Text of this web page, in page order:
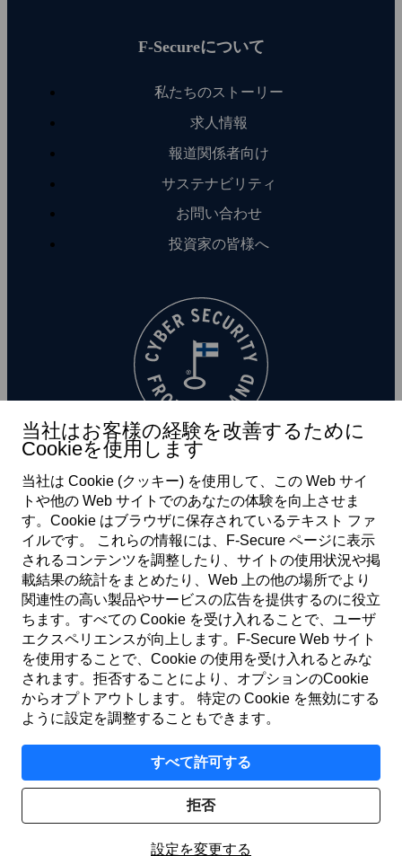
F‑Secureについて
私たちのストーリー
求人情報
報道関係者向け
サステナビリティ
お問い合わせ
投資家の皆様へ
日本
利用規約
プライバシーポリシー
アクセシビリティ
© F-Secure2026
当社はお客様の経験を改善するために
Cookieを使用します
当社は Cookie (クッキー) を使用して、この Web サイ
トや他の Web サイトでのあなたの体験を向上させま
す。Cookie はブラウザに保存されているテキスト ファ
イルです。 これらの情報には、F‑Secure ページに表示
されるコンテンツを調整したり、サイトの使用状況や掲
載結果の統計をまとめたり、Web 上の他の場所でより
関連性の高い製品やサービスの広告を提供するのに役立
ちます。すべての Cookie を受け入れることで、ユーザ
エクスペリエンスが向上します。F‑Secure Web サイト
を使用することで、Cookie の使用を受け入れるとみな
されます。拒否することにより、オプションのCookie
からオプトアウトします。 特定の Cookie を無効にする
ように設定を調整することもできます。
すべて許可する
拒否
設定を変更する